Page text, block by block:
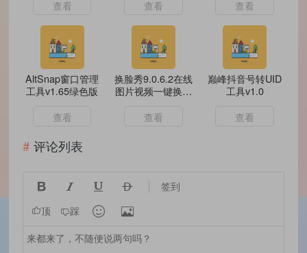
查看 查看 查看
AltSnap窗口管理
工具v1.65绿色版
查看
换脸秀9.0.6.2在线
图片视频一键换脸
查看
巅峰抖音号转UID
工具v1.0
查看
评论列表
    签到
顶 踩  